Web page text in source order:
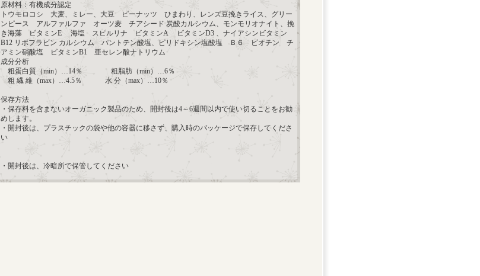
原材料：有機成分認定
トウモロコシ 大麦、ミレー、大豆 ピーナッツ ひまわり、レンズ豆挽きライス、グリー
ンピース アルファルファ オーツ麦 チアシード 炭酸カルシウム、モンモリオナイト、挽
き海藻 ビタミンE 海塩 スピルリナ ビタミンA ビタミンD3 、ナイアシンビタミン
B12 リボフラビン カルシウム パントテン酸塩、ピリドキシン塩酸塩 Ｂ６ ビオチン チ
アミン硝酸塩 ビタミンB1 亜セレン酸ナトリウム
成分分析
粗蛋白質（min）…14％ 粗脂肪（min）…6％
粗 繊 維（max）…4.5％ 水 分（max）…10％
保存方法
・保存料を含まないオーガニック製品のため、開封後は4～6週間以内で使い切ることをお勧
めします。
・開封後は、プラスチックの袋や他の容器に移さず、購入時のパッケージで保存してくださ
い
・開封後は、冷暗所で保管してください